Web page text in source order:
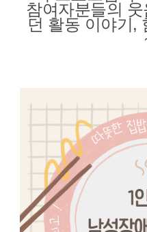
참여자분들의
던 활동 이야기,